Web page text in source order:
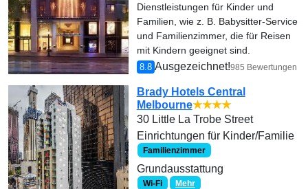
Dienstleistungen für Kinder und
Familien, wie z. B. Babysitter-Service
und Familienzimmer, die für Reisen
mit Kindern geeignet sind.
8.8 Ausgezeichnet!985 Bewertungen
Brady Hotels Central
Melbourne★★★★
30 Little La Trobe Street
Einrichtungen für Kinder/Familie
Familienzimmer
Grundausstattung
Wi-Fi Mehr